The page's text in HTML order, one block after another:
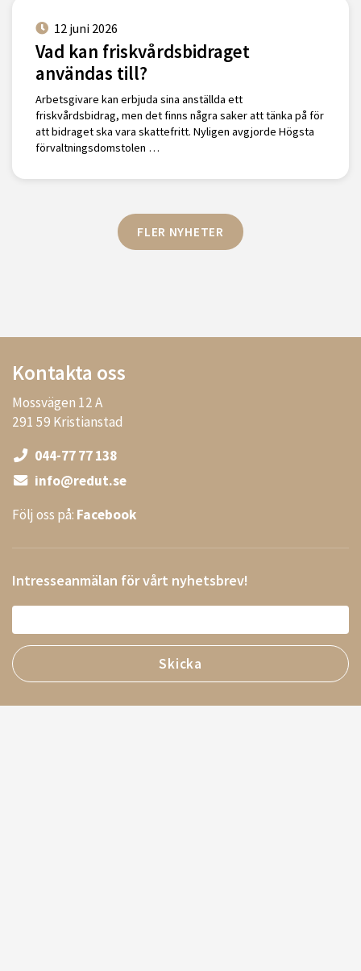
12 juni 2026
Vad kan friskvårdsbidraget
användas till?
Arbetsgivare kan erbjuda sina anställda ett
friskvårdsbidrag, men det finns några saker att tänka på för
att bidraget ska vara skattefritt. Nyligen avgjorde Högsta
förvaltningsdomstolen …
FLER NYHETER
Kontakta oss
Mossvägen 12 A
291 59 Kristianstad
044-77 77 138
info@redut.se
Följ oss på: Facebook
Intresseanmälan för vårt nyhetsbrev!